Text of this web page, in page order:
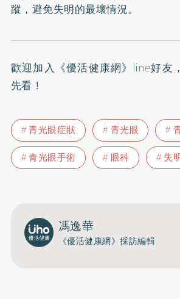
蹤，避免失明的最壞情況。
歡迎加入 《優活健康網》line好友
先看！
青光眼症狀 青光眼
青光眼手術
眼科 失
馮逸華
《優活健康網》採訪編輯